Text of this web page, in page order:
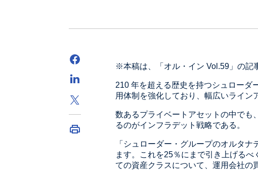
※本稿は、「オル・イン Vol.59」の記
210 年を超える歴史を持つシュローダ
用体制を強化しており、幅広いライン
数あるプライベートアセットの中でも
るのがインフラデット戦略である。
「シュローダー・グループのオルタ
ます。これを25％にまで引き上げる
ての資産クラスについて、運用会社の